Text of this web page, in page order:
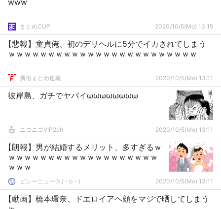
www
まとめCUP 2020/10/5(Mo) 13:15
【悲報】童貞俺、初のデリヘルに5分でイカされてしまう
ｗｗｗｗｗｗｗｗｗｗｗｗｗｗｗｗｗｗｗｗｗｗｗｗ
風俗まとめ速報 2020/10/5(Mo) 13:11
彼岸島、ガチでヤバイωωωωωωωω
ニコニコVIP2ch 2020/10/5(Mo) 13:11
【朗報】男が結婚するメリット、多すぎるｗ
ｗｗｗｗｗｗｗｗｗｗｗｗｗｗｗｗｗｗｗ
ｗｗｗ
ピシーニュース(・p・)ゞ 2020/10/5(Mo) 13:11
【動画】橋本環奈、ドエロイアヘ顔をマジで晒してしまう